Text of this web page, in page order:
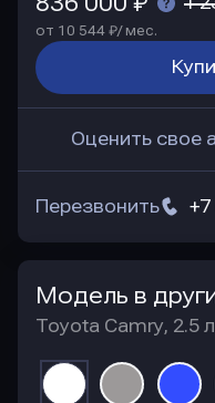
от 10 544 ₽/ мес.
Оценить свое
Перезвонить
Модель в
Toyota Camry, 2.5